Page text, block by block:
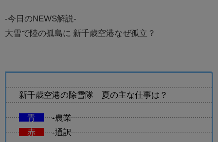
-今日のNEWS解説-
大雪で陸の孤島に 新千歳空港なぜ孤立？
新千歳空港の除雪隊 夏の主な仕事は？
青
-農業
赤
-通訳